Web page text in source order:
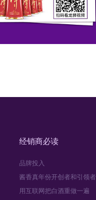
经销商必读
品牌投入
酱香真年份开创者和引领者
用互联网把白酒重做一遍